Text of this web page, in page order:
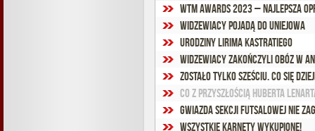
WTM Awards 2023 – Najlepsza
Widzewiacy pojadą do Uniejowa
Urodziny Lirima Kastratiego
Widzewiacy zakończyli obóz w
Co z przyszłością Huberta
Gwiazda sekcji futsalowej nie
Wszystkie karnety wykupione!